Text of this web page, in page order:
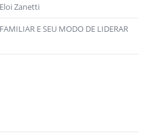
Zanetti
E SEU MODO DE LIDERAR